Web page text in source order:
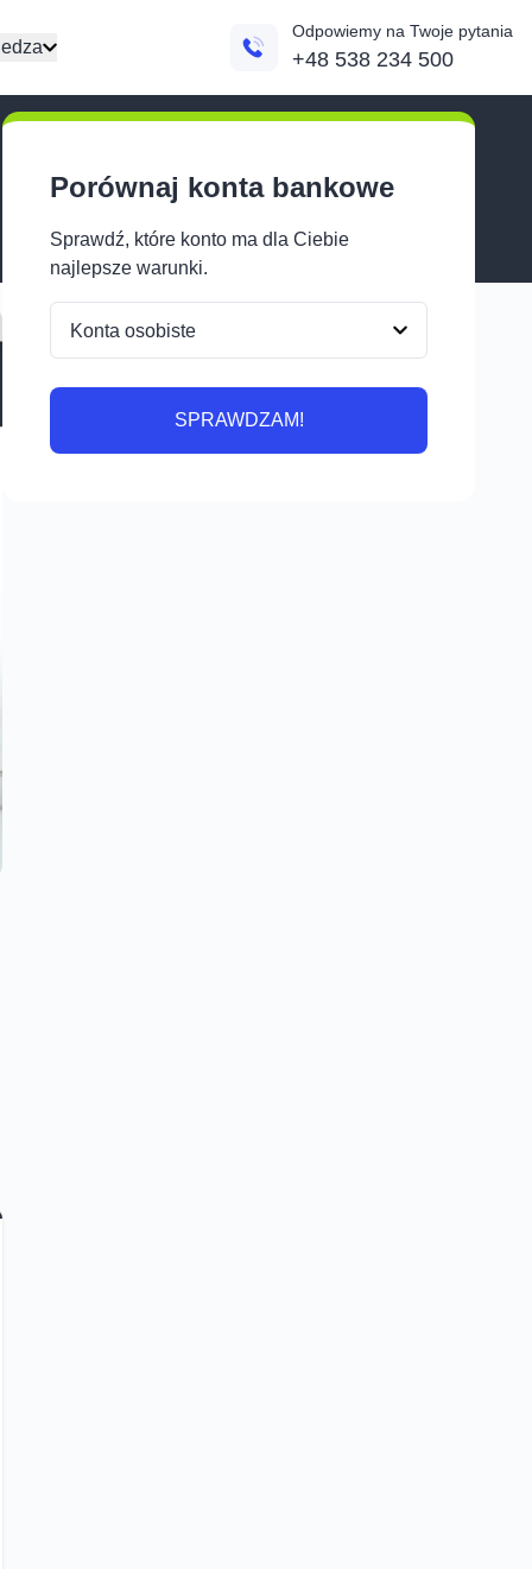
Odpowiemy na Twoje pytania
+48 538 234 500
Porównaj konta bankowe
Sprawdź, które konto ma dla Ciebie
najlepsze warunki.
SPRAWDZAM!